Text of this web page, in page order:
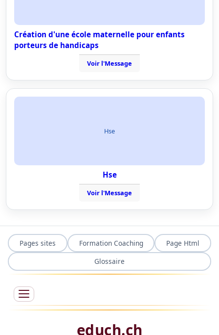
Création d'une école maternelle pour enfants
porteurs de handicaps
Voir l'Message
Hse
Hse
Voir l'Message
Pages sites Formation Coaching
Page Html
Glossaire
educh.ch